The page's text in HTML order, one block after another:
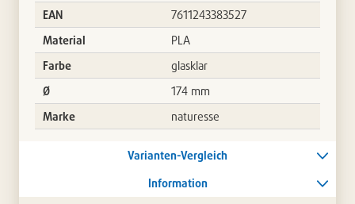
EAN
7611243383527
Material
PLA
Farbe
glasklar
Ø
174 mm
Marke
naturesse
Varianten-Vergleich
Information